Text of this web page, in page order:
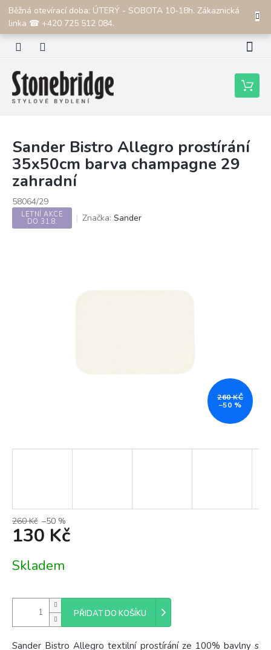
Přejít
obsah
Běžná otevírací doba: ÚTERÝ - SOBOTA 10-18h. Zákaznická
linka ☎ +420 725 512 084.
CZK
Nákupní
košík
Sander Bistro Allegro prostírání
35x50cm barva champagne 29
zahradní
58064/29
LETNÍ AKCE
DO 31.8.
Značka: Sander
260 KČ
–50 %
260 Kč –50 %
130 Kč
cena:
Skladem
PŘIDAT DO KOŠÍKU
Sander Bistro Allegro textilní prostírání ze 100% bavlny s